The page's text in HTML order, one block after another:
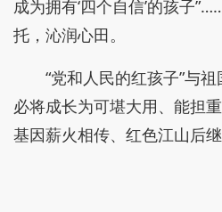
成为拥有‘四个自信’的孩子
托，沁润心田。
“党和人民的红孩子”与
必将成长为可堪大用、能担
基因薪火相传、红色江山后继